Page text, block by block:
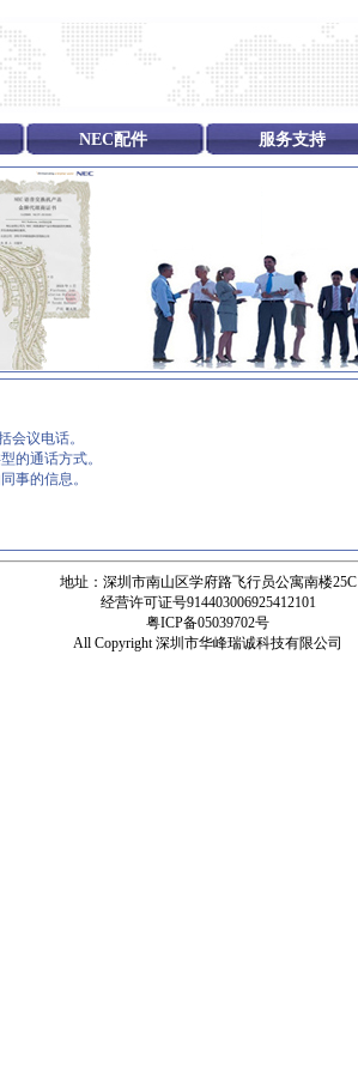
NEC配件 服务支持
会议电话。
的通话方式。
事的信息。
地址：深圳市南山区学府路飞行员公寓南楼25C
经营许可证号914403006925412101
粤ICP备05039702号
All Copyright 深圳市华峰瑞诚科技有限公司